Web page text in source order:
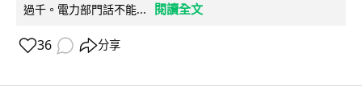
過千。電力部門話不能...
閱讀全文
36 分享